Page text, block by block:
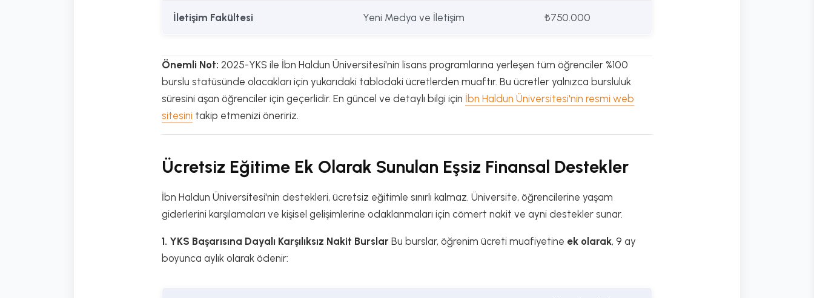
İletişim Fakültesi Yeni Medya ve İletişim ₺750.000
Önemli Not: 2025-YKS ile İbn Haldun Üniversitesi'nin lisans programlarına yerleşen tüm öğrenciler %100
burslu statüsünde olacakları için yukarıdaki tablodaki ücretlerden muaftır. Bu ücretler yalnızca bursluluk
süresini aşan öğrenciler için geçerlidir. En güncel ve detaylı bilgi için İbn Haldun Üniversitesi'nin resmi web
sitesini takip etmenizi öneririz.
Ücretsiz Eğitime Ek Olarak Sunulan Eşsiz Finansal Destekler
İbn Haldun Üniversitesi'nin destekleri, ücretsiz eğitimle sınırlı kalmaz. Üniversite, öğrencilerine yaşam
giderlerini karşılamaları ve kişisel gelişimlerine odaklanmaları için cömert nakit ve ayni destekler sunar.
1. YKS Başarısına Dayalı Karşılıksız Nakit Burslar Bu burslar, öğrenim ücreti muafiyetine ek olarak, 9 ay
boyunca aylık olarak ödenir: